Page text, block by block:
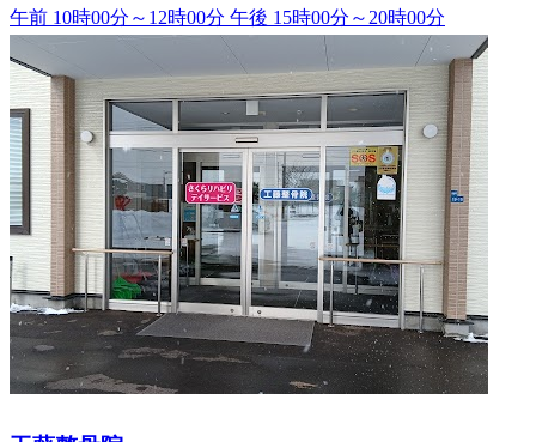
午前 10時00分～12時00分 午後 15時00分～20時00分